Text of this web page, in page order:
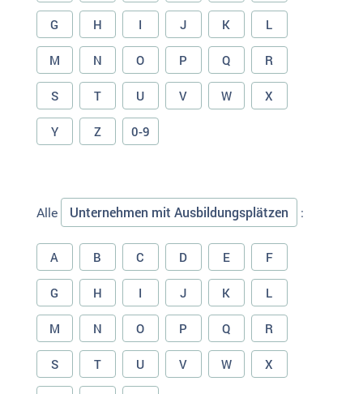
G H I J K L
M N O P Q R
S T U V W X
Y Z 0-9
Alle Unternehmen mit Ausbildungsplätzen :
A B C D E F
G H I J K L
M N O P Q R
S T U V W X